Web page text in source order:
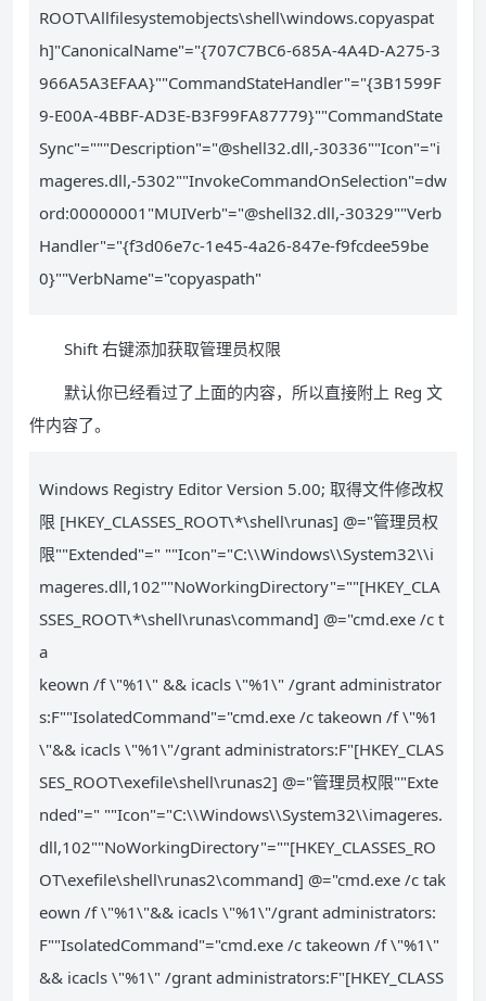
ROOT\Allfilesystemobjects\shell\windows.copyaspat
h]"CanonicalName"="{707C7BC6-685A-4A4D-A275-3
966A5A3EFAA}""CommandStateHandler"="{3B1599F
9-E00A-4BBF-AD3E-B3F99FA87779}""CommandState
Sync"="""Description"="@shell32.dll,-30336""Icon"="i
mageres.dll,-5302""InvokeCommandOnSelection"=dw
ord:00000001"MUIVerb"="@shell32.dll,-30329""Verb
Handler"="{f3d06e7c-1e45-4a26-847e-f9fcdee59be
0}""VerbName"="copyaspath"
Shift 右键添加获取管理员权限
默认你已经看过了上面的内容，所以直接附上 Reg 文
件内容了。
Windows Registry Editor Version 5.00; 取得文件修改权
限 [HKEY_CLASSES_ROOT\*\shell\runas] @="管理员权
限""Extended"=" ""Icon"="C:\\Windows\\System32\\i
mageres.dll,102""NoWorkingDirectory"=""[HKEY_CLA
SSES_ROOT\*\shell\runas\command] @="cmd.exe /c t
a
keown /f \"%1\" && icacls \"%1\" /grant administrator
s:F""IsolatedCommand"="cmd.exe /c takeown /f \"%1
\"&& icacls \"%1\"/grant administrators:F"[HKEY_CLAS
SES_ROOT\exefile\shell\runas2] @="管理员权限""Exte
nded"=" ""Icon"="C:\\Windows\\System32\\imageres.
dll,102""NoWorkingDirectory"=""[HKEY_CLASSES_RO
OT\exefile\shell\runas2\command] @="cmd.exe /c tak
eown /f \"%1\"&& icacls \"%1\"/grant administrators:
F""IsolatedCommand"="cmd.exe /c takeown /f \"%1\"
&& icacls \"%1\" /grant administrators:F"[HKEY_CLASS